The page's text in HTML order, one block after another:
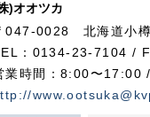
)オオツカ
047-0028 北海道小
：0134-23-7104 /
業時間：8:00〜17:00